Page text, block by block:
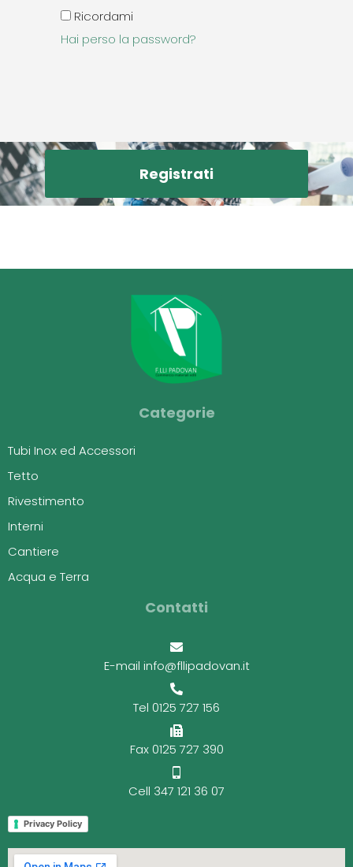
Ricordami
Hai perso la password?
Registrati
Categorie
Tubi Inox ed Accessori
Tetto
Rivestimento
Interni
Cantiere
Acqua e Terra
Contatti
E-mail info@fllipadovan.it
Tel 0125 727 156
Fax 0125 727 390
Cell 347 121 36 07
Privacy Policy